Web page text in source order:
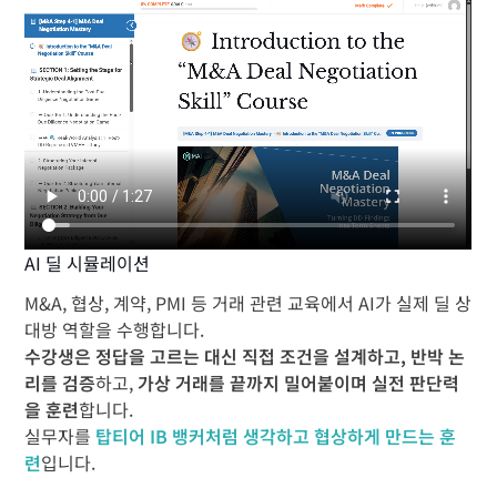
AI 딜 시뮬레이션
M&A, 협상, 계약, PMI 등 거래 관련 교육에서 AI가 실제 딜 상
대방 역할을 수행합니다.
수강생은 정답을 고르는 대신 직접 조건을 설계하고, 반박 논
리를 검증하고,가상 거래를 끝까지 밀어붙이며 실전 판단력
을 훈련합니다.
실무자를 탑티어 IB 뱅커처럼 생각하고 협상하게 만드는 훈
련입니다.